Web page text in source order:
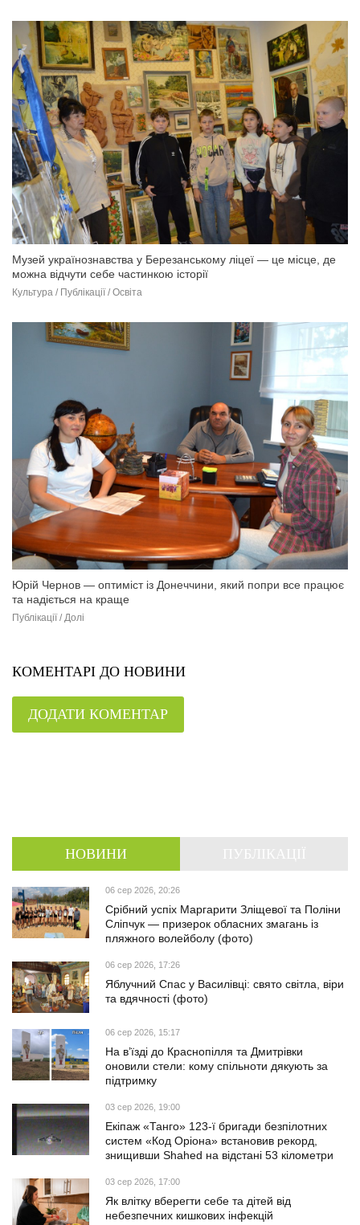
Музей українознавства у Березанському ліцеї — це місце, де
можна відчути себе частинкою історії
Культура / Публікації / Освіта
Юрій Чернов — оптиміст із Донеччини, який попри все працює
та надіється на краще
Публікації / Долі
КОМЕНТАРІ ДО НОВИНИ
ДОДАТИ КОМЕНТАР
НОВИНИ
06 сер 2026, 20:26
Срібний успіх Маргарити Зліщевої та Поліни
Сліпчук — призерок обласних змагань із
пляжного волейболу (фото)
06 сер 2026, 17:26
Яблучний Спас у Василівці: свято світла, віри
та вдячності (фото)
06 сер 2026, 15:17
На в’їзді до Краснопілля та Дмитрівки
оновили стели: кому спільноти дякують за
підтримку
03 сер 2026, 19:00
Екіпаж «Танго» 123-ї бригади безпілотних
систем «Код Оріона» встановив рекорд,
знищивши Shahed на відстані 53 кілометри
03 сер 2026, 17:00
Як влітку вберегти себе та дітей від
небезпечних кишкових інфекцій